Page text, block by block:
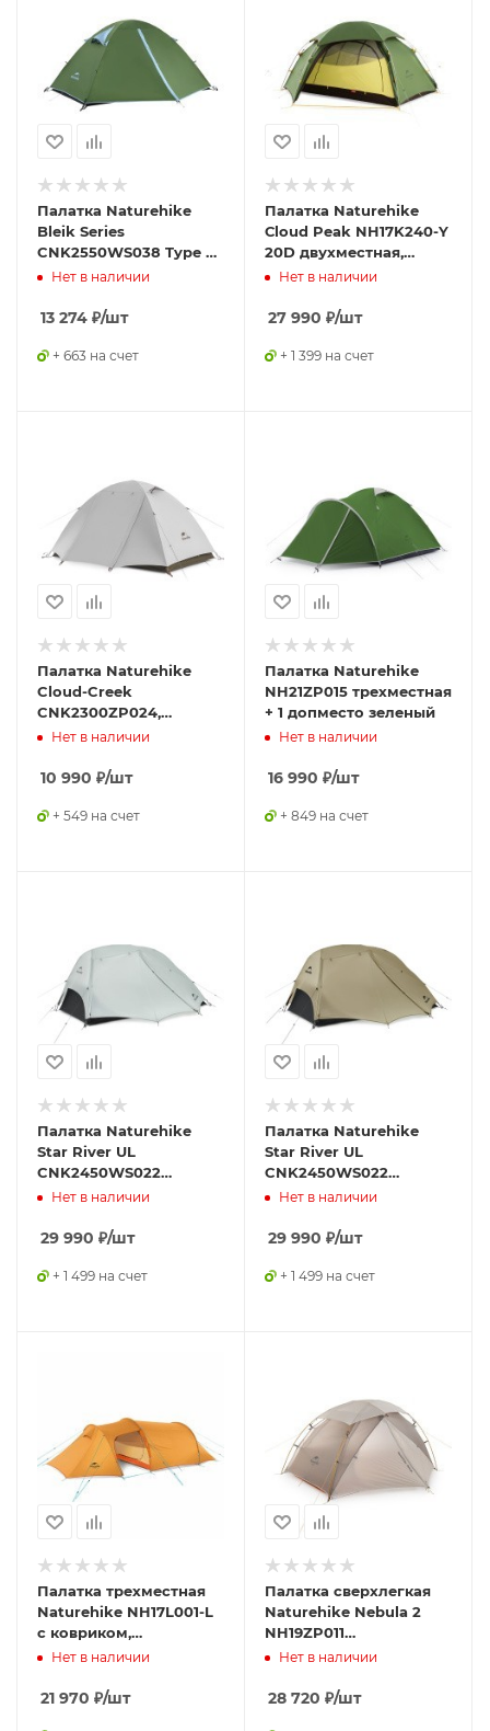
Палатка Naturehike
Bleik Series
CNK2550WS038 Type A,
двухместная, зеленая
Нет в наличии
13 274 ₽/шт
+ 663 на счет
Палатка Naturehike
Сloud Peak NH17K240-Y
20D двухместная,
зеленая
Нет в наличии
27 990 ₽/шт
+ 1 399 на счет
Палатка Naturehike
Cloud-Creek
CNK2300ZP024,
двухместная белый
Нет в наличии
10 990 ₽/шт
+ 549 на счет
Палатка Naturehike
NH21ZP015 трехместная
+ 1 допместо зеленый
Нет в наличии
16 990 ₽/шт
+ 849 на счет
Палатка Naturehike
Star River UL
CNK2450WS022
двухместная серая
Нет в наличии
29 990 ₽/шт
+ 1 499 на счет
Палатка Naturehike
Star River UL
CNK2450WS022
двухместная бежевая
Нет в наличии
29 990 ₽/шт
+ 1 499 на счет
Палатка трехместная
Naturehike NH17L001-L
с ковриком,
оранжевая,
Нет в наличии
21 970 ₽/шт
Палатка сверхлегкая
Naturehike Nebula 2
NH19ZP011
двухместная, серая,
Нет в наличии
28 720 ₽/шт